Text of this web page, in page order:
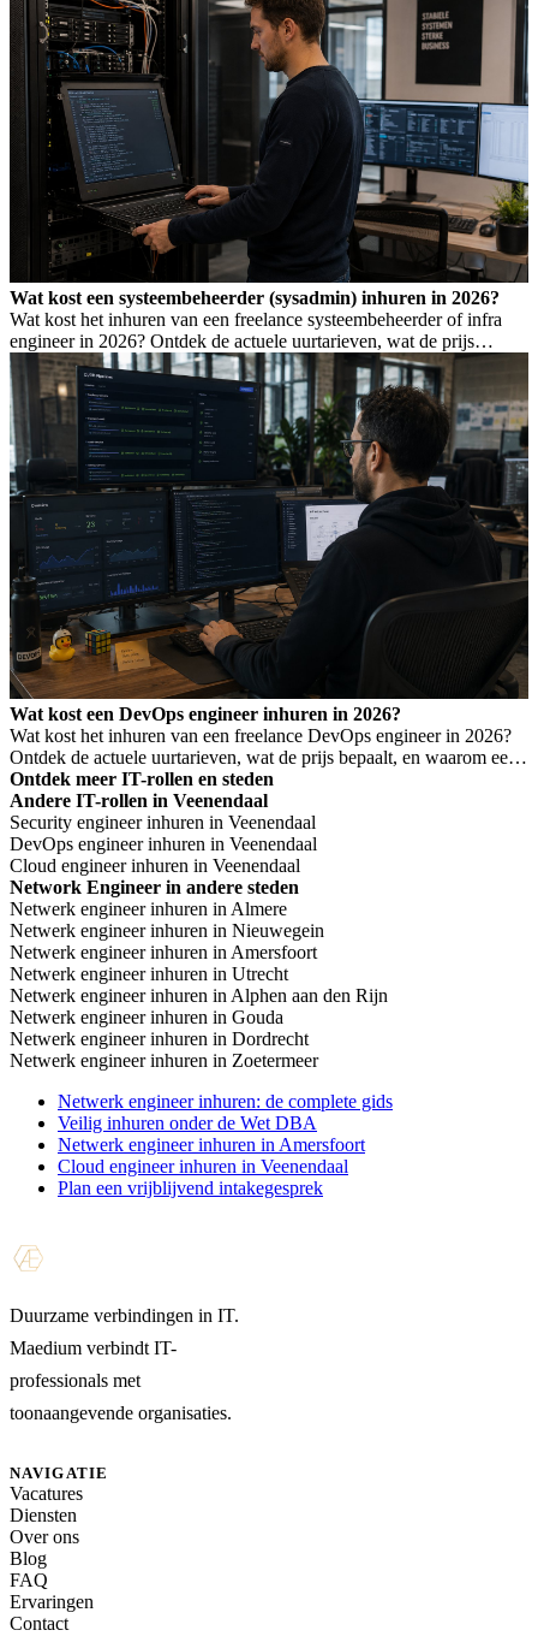
Wat kost een systeembeheerder (sysadmin) inhuren in 2026?
Wat kost het inhuren van een freelance systeembeheerder of infra
engineer in 2026? Ontdek de actuele uurtarieven, wat de prijs
bepaalt, en wanneer je welk profiel nodig hebt.
Wat kost een DevOps engineer inhuren in 2026?
Wat kost het inhuren van een freelance DevOps engineer in 2026?
Ontdek de actuele uurtarieven, wat de prijs bepaalt, en waarom een
laag tarief niet altijd goedkoper is.
Ontdek meer IT-rollen en steden
Andere IT-rollen in Veenendaal
Security engineer inhuren in Veenendaal
DevOps engineer inhuren in Veenendaal
Cloud engineer inhuren in Veenendaal
Network Engineer in andere steden
Netwerk engineer inhuren in Almere
Netwerk engineer inhuren in Nieuwegein
Netwerk engineer inhuren in Amersfoort
Netwerk engineer inhuren in Utrecht
Netwerk engineer inhuren in Alphen aan den Rijn
Netwerk engineer inhuren in Gouda
Netwerk engineer inhuren in Dordrecht
Netwerk engineer inhuren in Zoetermeer
Netwerk engineer inhuren: de complete gids
Veilig inhuren onder de Wet DBA
Netwerk engineer inhuren in Amersfoort
Cloud engineer inhuren in Veenendaal
Plan een vrijblijvend intakegesprek
Duurzame verbindingen in IT.
Maedium verbindt IT-
professionals met
toonaangevende organisaties.
NAVIGATIE
Vacatures
Diensten
Over ons
Blog
FAQ
Ervaringen
Contact